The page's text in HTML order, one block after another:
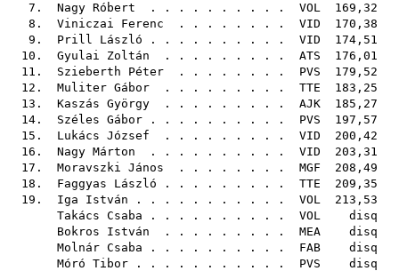
7. Nagy Róbert . . . . . . . . . . VOL 169,32
8. Viniczai Ferenc . . . . . . . . VID 170,38
9. Prill László . . . . . . . . . . VID 174,51
10. Gyulai Zoltán . . . . . . . . . ATS 176,01
11. Szieberth Péter . . . . . . . . PVS 179,52
12. Muliter Gábor . . . . . . . . . TTE 183,25
13. Kaszás György . . . . . . . . . AJK 185,27
14. Széles Gábor . . . . . . . . . . PVS 197,57
15. Lukács József . . . . . . . . . VID 200,42
16. Nagy Márton . . . . . . . . . . VID 203,31
17. Moravszki János . . . . . . . . MGF 208,49
18. Faggyas László . . . . . . . . . TTE 209,35
19. Iga István . . . . . . . . . . . VOL 213,53
Takács Csaba . . . . . . . . . . VOL disq
Bokros István . . . . . . . . . MEA disq
Molnár Csaba . . . . . . . . . . FAB disq
Móró Tibor . . . . . . . . . . . PVS disq